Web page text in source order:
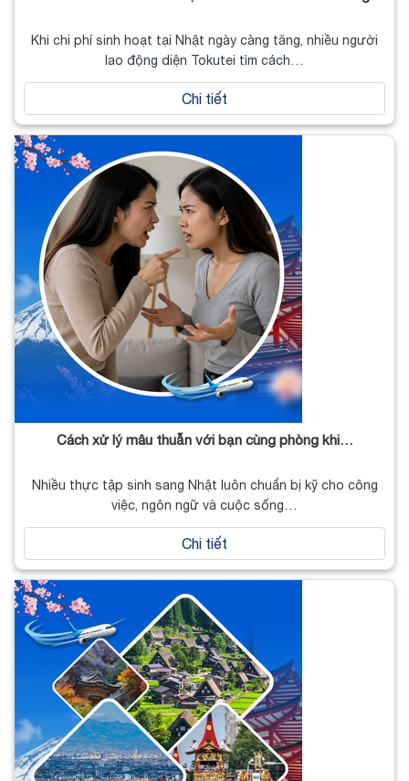
Khi chi phí sinh hoạt tại Nhật ngày càng tăng, nhiều người
lao động diện Tokutei tìm cách…
Chi tiết
Cách xử lý mâu thuẫn với bạn cùng phòng khi…
Nhiều thực tập sinh sang Nhật luôn chuẩn bị kỹ cho công
việc, ngôn ngữ và cuộc sống…
Chi tiết